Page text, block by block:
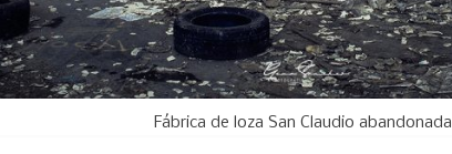
Fábrica de loza San Claudio abandonada